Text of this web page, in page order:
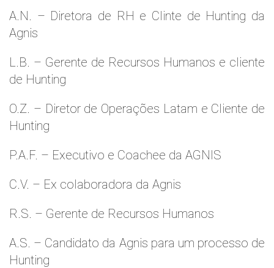
A.N. – Diretora de RH e Clinte de Hunting da
Agnis
L.B. – Gerente de Recursos Humanos e cliente
de Hunting
O.Z. – Diretor de Operações Latam e Cliente de
Hunting
P.A.F. – Executivo e Coachee da AGNIS
C.V. – Ex colaboradora da Agnis
R.S. – Gerente de Recursos Humanos
A.S. – Candidato da Agnis para um processo de
Hunting